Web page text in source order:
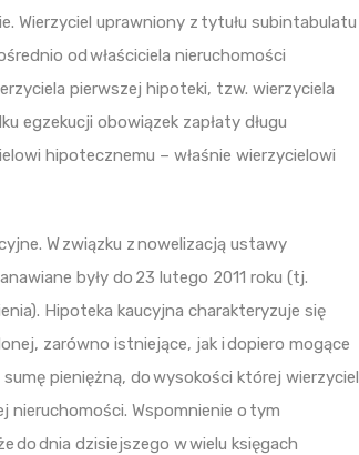
Wierzyciel uprawniony z tytułu subintabulatu
od właściciela nieruchomości
pierwszej hipoteki, tzw. wierzyciela
egzekucji obowiązek zapłaty długu
hipotecznemu – właśnie wierzycielowi
W związku z nowelizacją ustawy
były do 23 lutego 2011 roku (tj.
Hipoteka kaucyjna charakteryzuje się
zarówno istniejące, jak i dopiero mogące
pieniężną, do wysokości której wierzyciel
nieruchomości. Wspomnienie o tym
dnia dzisiejszego w wielu księgach